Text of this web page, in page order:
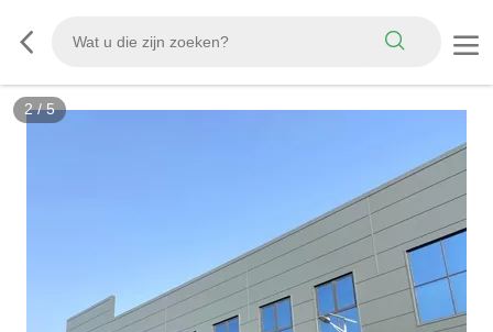
2/5